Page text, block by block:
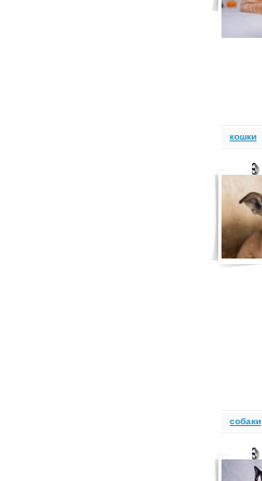
кошки
cобаки